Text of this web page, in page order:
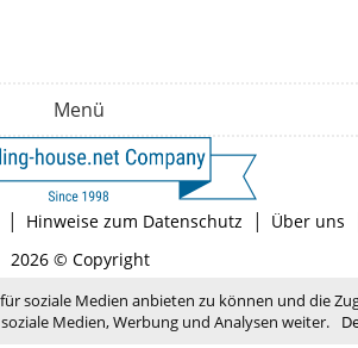
Menü
| Hinweise zum Datenschutz | Über uns
2026 © Copyright
soziale Medien anbieten zu können und die
Medien, Werbung und Analysen weiter.